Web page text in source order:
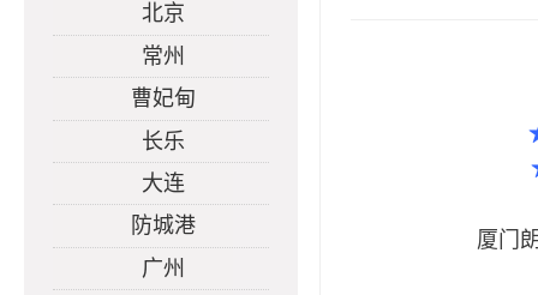
北京
常州
曹妃甸
长乐
大连
防城港
广州
厦门